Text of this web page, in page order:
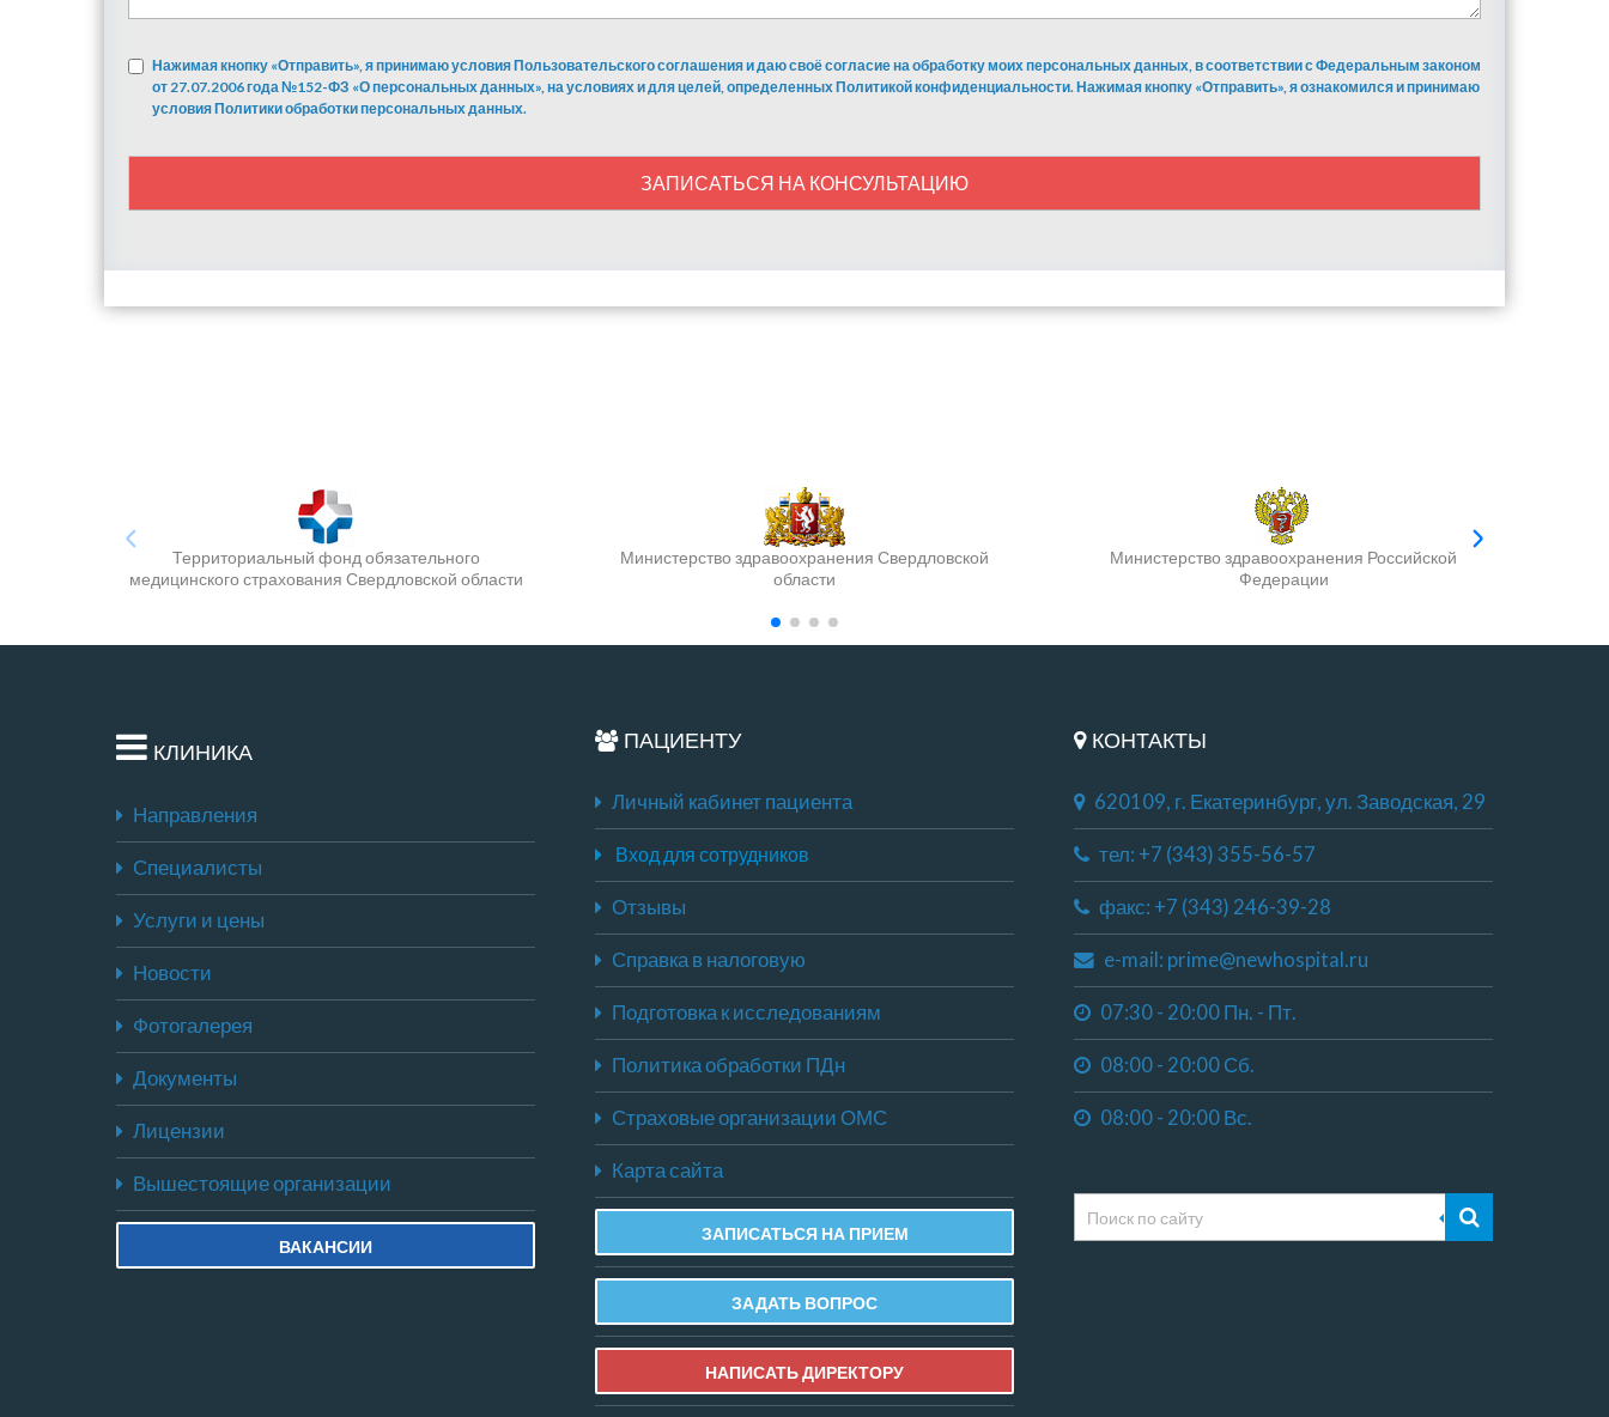
Нажимая кнопку «Отправить», я принимаю условия Пользовательского соглашения и даю своё согласие на обработку моих персональных данных, в соответствии с Федеральным законом
от 27.07.2006 года №152-ФЗ «О персональных данных», на условиях и для целей, определенных Политикой конфиденциальности. Нажимая кнопку «Отправить», я ознакомился и принимаю
условия Политики обработки персональных данных.
ЗАПИСАТЬСЯ НА КОНСУЛЬТАЦИЮ
Территориальный фонд обязательного
медицинского страхования Свердловской области
Министерство здравоохранения Свердловской
области
Министерство здравоохранения Российской
Федерации
КЛИНИКА
Направления
Специалисты
Услуги и цены
Новости
Фотогалерея
Документы
Лицензии
Вышестоящие организации
ВАКАНСИИ
ПАЦИЕНТУ
Личный кабинет пациента
Вход для сотрудников
Отзывы
Справка в налоговую
Подготовка к исследованиям
Политика обработки ПДн
Страховые организации ОМС
Карта сайта
ЗАПИСАТЬСЯ НА ПРИЕМ
ЗАДАТЬ ВОПРОС
НАПИСАТЬ ДИРЕКТОРУ
КОНТАКТЫ
620109, г. Екатеринбург, ул. Заводская, 29
тел: +7 (343) 355-56-57
факс: +7 (343) 246-39-28
e-mail: prime@newhospital.ru
07:30 - 20:00 Пн. - Пт.
08:00 - 20:00 Сб.
08:00 - 20:00 Вс.